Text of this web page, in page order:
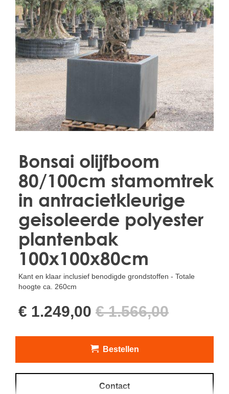
Treesafe
VORSTBESCHERMINGVOORBOMEN.NL
WINTERSCHUTZFUERBAEUME.DE
FROSTPROTECTIONFORTREES.CO.UK
Terracotta
TERRACOTTA.NL
TERRACOTTA.BE
TERRAKOTTA.DE
Bonsai olijfboom
80/100cm stamomtrek
in antracietkleurige
geisoleerde polyester
plantenbak
100x100x80cm
Kant en klaar inclusief benodigde grondstoffen - Totale
hoogte ca. 260cm
€ 1.249,00 € 1.566,00
Bestellen
Contact